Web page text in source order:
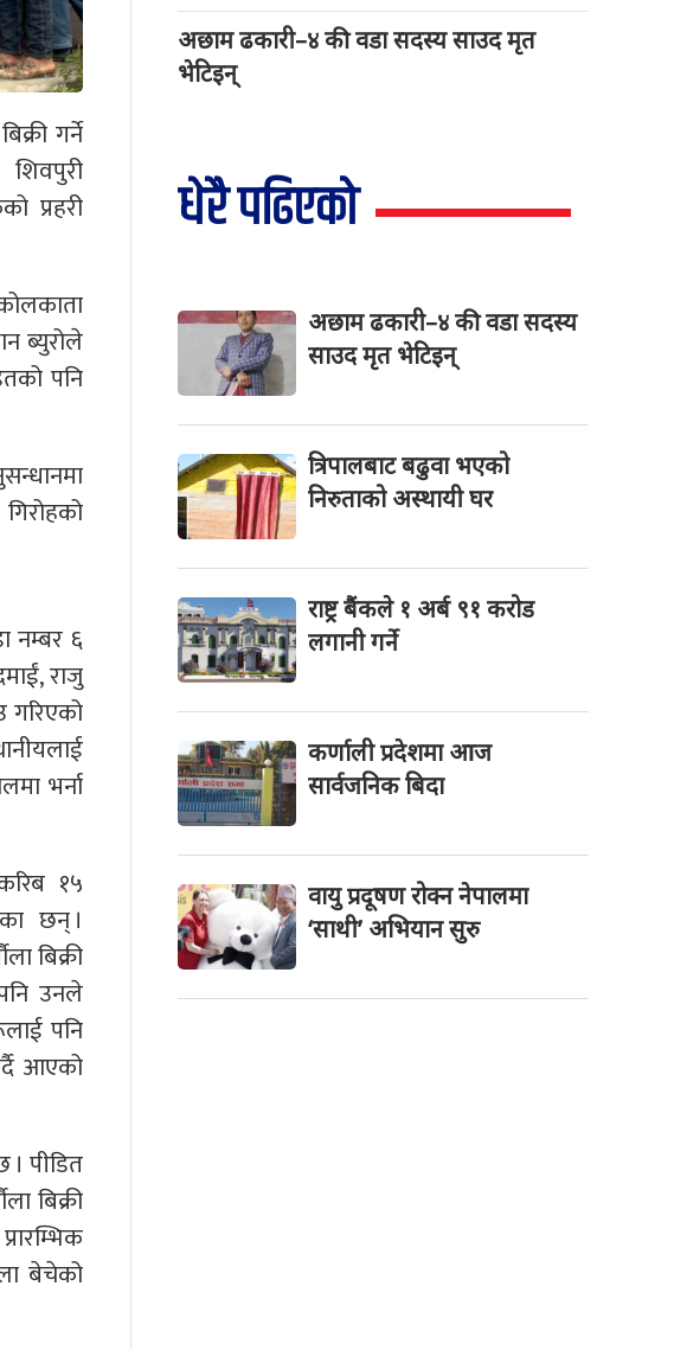
गर्ने
प्रहरी
ब्युरोले
पनि
नम्बर ६
राजु
गरिएको
भर्ना
१५
छन् ।
बिक्री
उनले
पनि
आएको
पीडित
बिक्री
बेचेको
अछाम ढकारी–४ की वडा सदस्य साउद मृत
भेटिइन्
धेरै पढिएको
अछाम ढकारी–४ की वडा सदस्य
साउद मृत भेटिइन्
त्रिपालबाट बढुवा भएको
निरुताको अस्थायी घर
राष्ट्र बैंकले १ अर्ब ९१ करोड
लगानी गर्ने
कर्णाली प्रदेशमा आज
सार्वजनिक बिदा
वायु प्रदूषण रोक्न नेपालमा
‘साथी’ अभियान सुरु